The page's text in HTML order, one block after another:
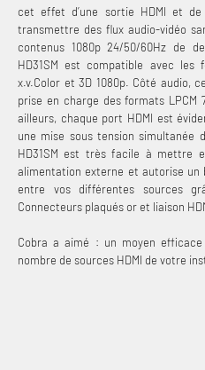
cet effet d’une sortie HDMI et
transmettre des flux audio-vidéo
contenus 1080p 24/50/60Hz de
HD31SM est compatible avec les
x.v.Color et 3D 1080p. Côté audio,
prise en charge des formats LPCM
ailleurs, chaque port HDMI est
une mise sous tension simultanée
HD31SM est très facile à mettre
alimentation externe et autorise un
entre vos différentes sources
Connecteurs plaqués or et liaison
Cobra a aimé : un moyen
nombre de sources HDMI de votre